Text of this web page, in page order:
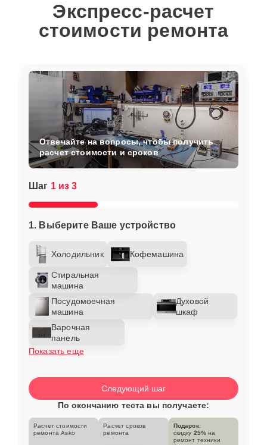
Экспресс-расчет
стоимости ремонта
Шаг 1 из 3
1. Выберите Ваше устройство
Холодильник Кофемашина
Стиральная
машина
Посудомоечная
машина
Духовой
шкаф
Варочная
панель
Показать еще
Отвечайте на вопросы, чтобы получить
расчет стоимости и сроков
Следующий шаг
По окончанию теста вы получаете:
Расчет стоимости
ремонта Asko
Расчет сроков
ремонта
Подарок:
скидку 25% на
ремонт техники